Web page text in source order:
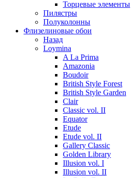
Торцевые элементы
Пилястры
Полуколонны
Флизелиновые обои
Назад
Loymina
A La Prima
Amazonia
Boudoir
British Style Forest
British Style Garden
Clair
Classic vol. II
Equator
Etude
Etude vol. II
Gallery Classic
Golden Library
Illusion vol. I
Illusion vol. II